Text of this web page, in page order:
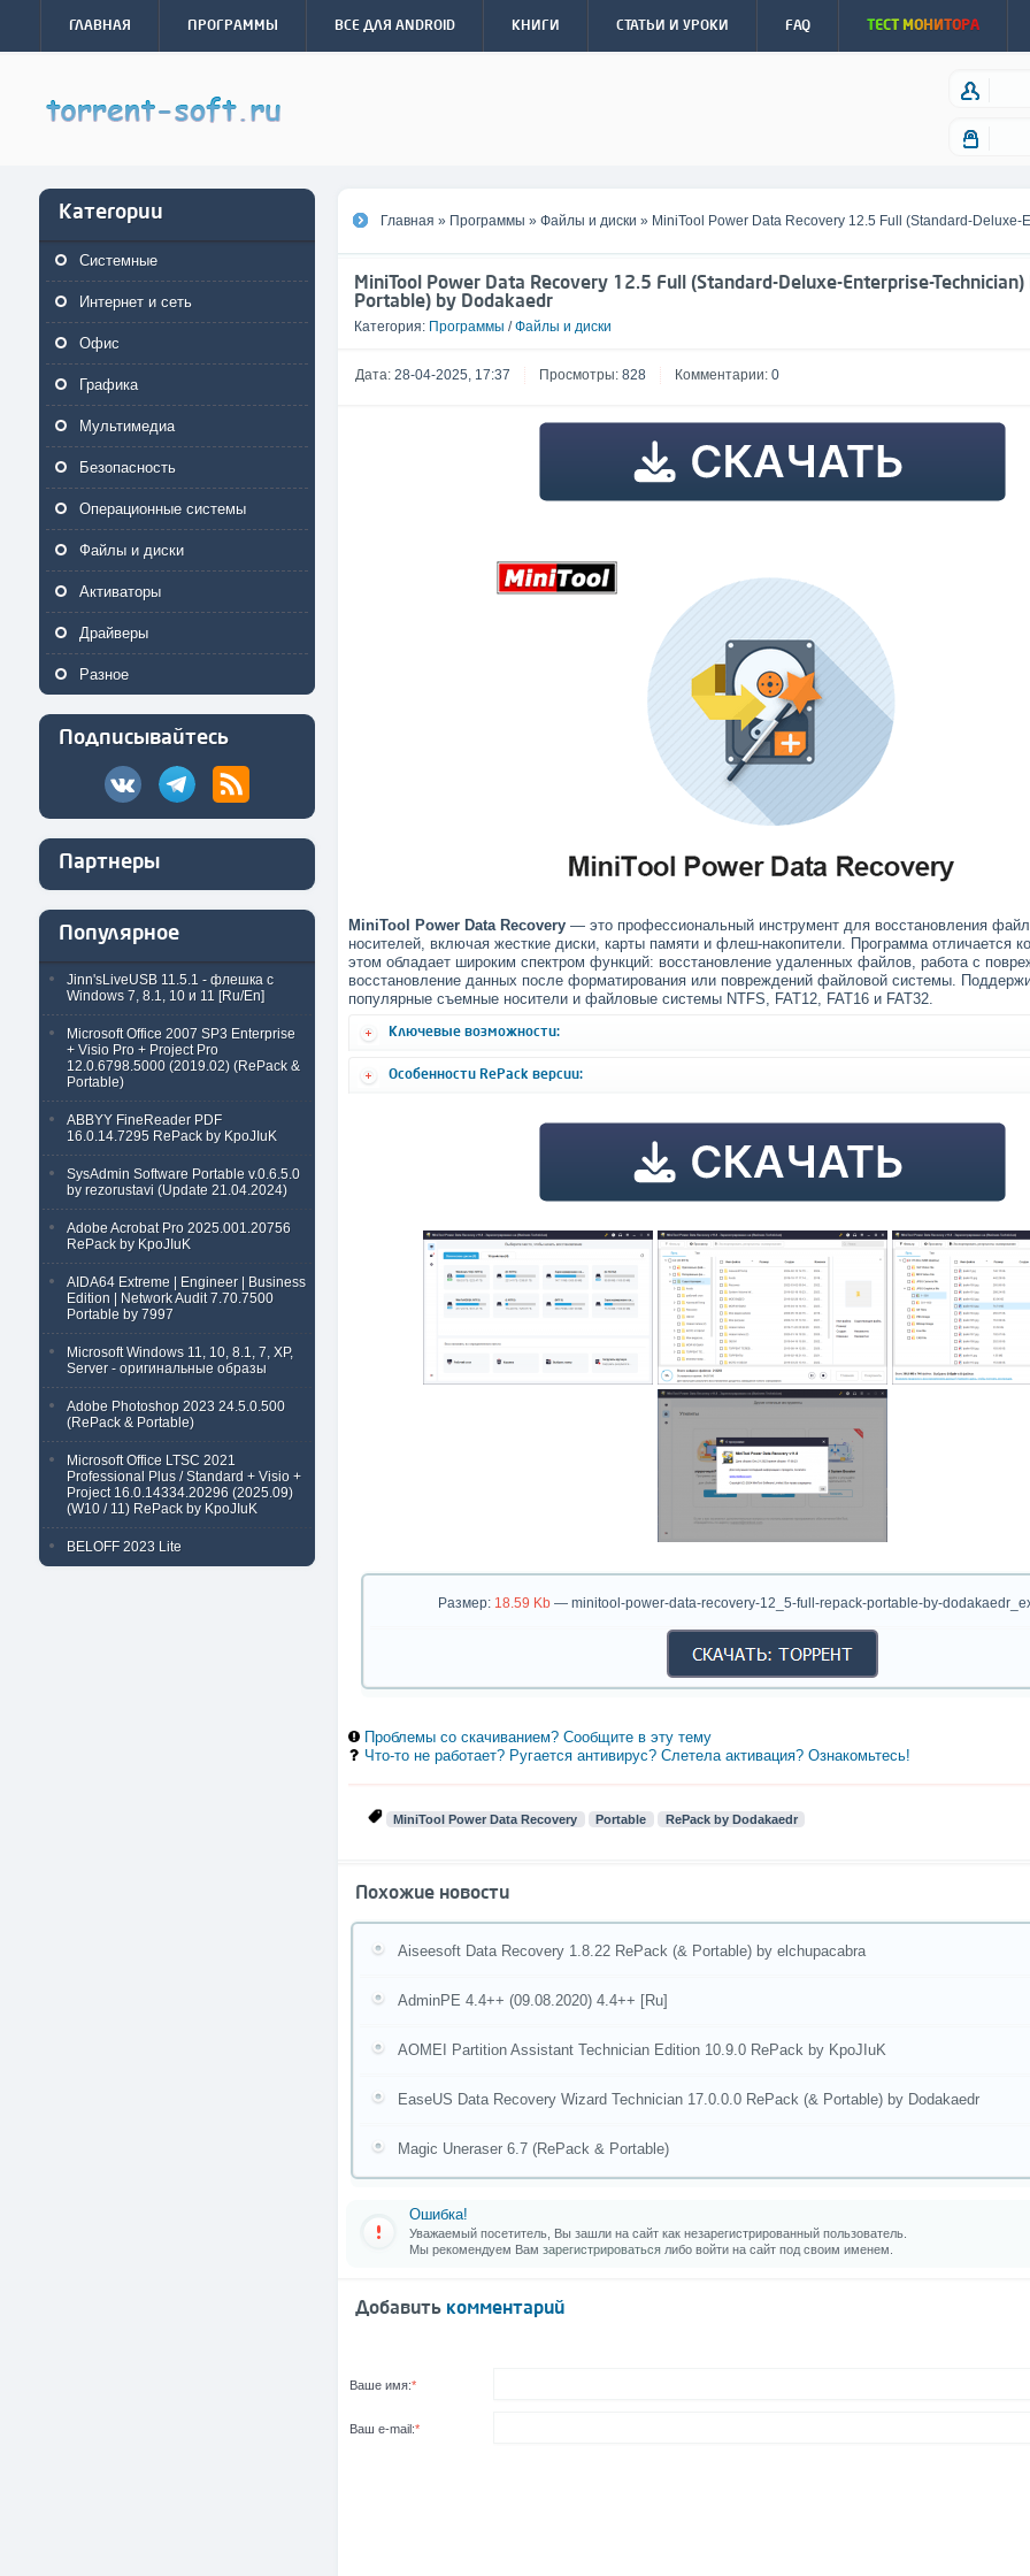
ГЛАВНАЯ ПРОГРАММЫ ВСЕ ДЛЯ ANDROID КНИГИ СТАТЬИ И УРОКИ FAQ ТЕСТ МОНИТОРА
Категории
Системные
Интернет и сеть
Офис
Графика
Мультимедиа
Безопасность
Операционные системы
Файлы и диски
Активаторы
Драйверы
Разное
Подписывайтесь
Партнеры
Популярное
Jinn'sLiveUSB 11.5.1 - флешка с
Windows 7, 8.1, 10 и 11 [Ru/En]
Microsoft Office 2007 SP3 Enterprise
+ Visio Pro + Project Pro
12.0.6798.5000 (2019.02) (RePack &
Portable)
ABBYY FineReader PDF
16.0.14.7295 RePack by KpoJIuK
SysAdmin Software Portable v.0.6.5.0
by rezorustavi (Update 21.04.2024)
Adobe Acrobat Pro 2025.001.20756
RePack by KpoJIuK
AIDA64 Extreme | Engineer | Business
Edition | Network Audit 7.70.7500
Portable by 7997
Microsoft Windows 11, 10, 8.1, 7, XP,
Server - оригинальные образы
Adobe Photoshop 2023 24.5.0.500
(RePack & Portable)
Microsoft Office LTSC 2021
Professional Plus / Standard + Visio +
Project 16.0.14334.20296 (2025.09)
(W10 / 11) RePack by KpoJIuK
BELOFF 2023 Lite
Главная » Программы » Файлы и диски » MiniTool Power Data Recovery 12.5 Full (Standard-Deluxe-
RePack (& Portable) by Dodakaedr
MiniTool Power Data Recovery 12.5 Full (Standard-Deluxe-Enterprise-Technician)
Portable) by Dodakaedr
Категория: Программы /Файлы и диски
Дата:28-04-2025, 17:37 Просмотры:828 Комментарии:0
MiniTool Power Data Recovery— это профессиональный инструмент для восстановления
носителей, включая жесткие диски, карты памяти и флеш-накопители. Программа отличается
этом обладает широким спектром функций: восстановление удаленных файлов, работа с
восстановление данных после форматирования или повреждений файловой системы.
популярные съемные носители и файловые системы NTFS, FAT12, FAT16 и FAT32.
Ключевые возможности:
Особенности RePack версии:
Размер: 18.59 Kb — minitool-power-data-recovery-12_5-full-repack-portable-by-
Проблемы со скачиванием? Сообщите в эту тему
Что-то не работает? Ругается антивирус? Слетела активация? Ознакомьтесь!
MiniTool Power Data Recovery Portable RePack by Dodakaedr
Похожие новости
Aiseesoft Data Recovery 1.8.22 RePack (& Portable) by elchupacabra
AdminPE 4.4++ (09.08.2020) 4.4++ [Ru]
AOMEI Partition Assistant Technician Edition 10.9.0 RePack by KpoJIuK
EaseUS Data Recovery Wizard Technician 17.0.0.0 RePack (& Portable) by Dodakaedr
Magic Uneraser 6.7 (RePack & Portable)
Ошибка!
Уважаемый посетитель, Вы зашли на сайт как незарегистрированный пользователь.
Мы рекомендуем Вам зарегистрироватьсялибо войти на сайт под своим именем.
Добавить комментарий
Ваше имя:*
Ваш e-mail:*